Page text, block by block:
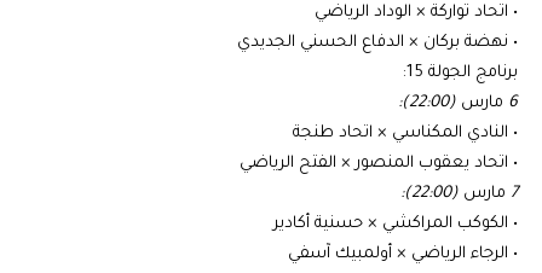
• اتحاد تواركة × الوداد الرياضي
• نهضة بركان × الدفاع الحسني الجديدي
برنامج الجولة 15:
6 مارس (22:00):
• النادي المكناسي × اتحاد طنجة
• اتحاد يعقوب المنصور × الفتح الرياضي
7 مارس (22:00):
• الكوكب المراكشي × حسنية أكادير
• الرجاء الرياضي × أولمبيك آسفي